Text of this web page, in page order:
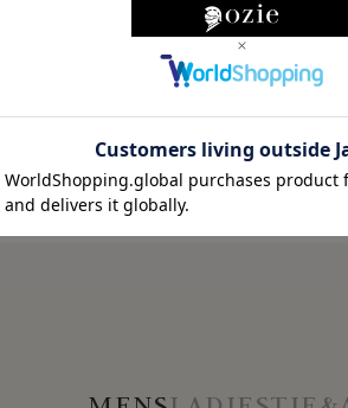
ozieの特徴